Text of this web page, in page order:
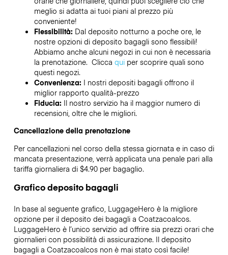
meglio si adatta ai tuoi piani al prezzo più
conveniente!
Flessibilità: Dal deposito notturno a poche ore, le
nostre opzioni di deposito bagagli sono flessibili!
Abbiamo anche alcuni negozi in cui non è necessaria
la prenotazione. Clicca quiper scoprire quali sono
questi negozi.
Convenienza: I nostri depositi bagagli offrono il
miglior rapporto qualità-prezzo
Fiducia: Il nostro servizio ha il maggior numero di
recensioni, oltre che le migliori.
Cancellazione della prenotazione
Per cancellazioni nel corso della stessa giornata e in caso di
mancata presentazione, verrà applicata una penale pari alla
tariffa giornaliera di $4.90 per bagaglio.
Grafico deposito bagagli
In base al seguente grafico, LuggageHero è la migliore
opzione per il deposito dei bagagli a Coatzacoalcos.
LuggageHero è l’unico servizio ad offrire sia prezzi orari che
giornalieri con possibilità di assicurazione. Il deposito
bagagli a Coatzacoalcosnon è mai stato così facile!